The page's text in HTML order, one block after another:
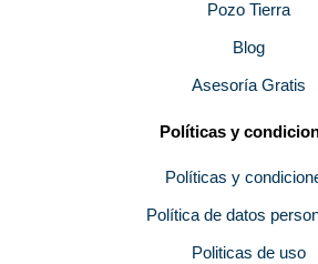
Pozo Tierra
Blog
Asesoría Gratis
Políticas y
Políticas y
Política de datos
Politicas de uso